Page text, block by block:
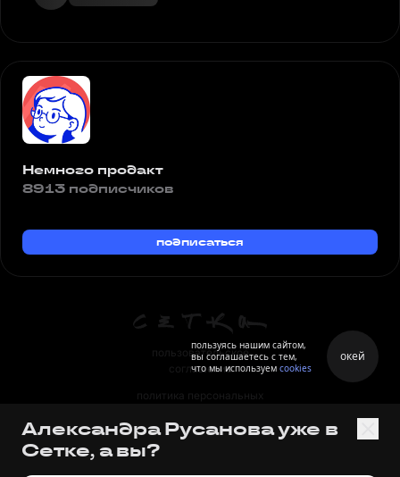
Немного продакт
8913 подписчиков
подписаться
пользовательское
соглашение
политика персональных
правила
Александра Русанова уже в
Сетке, а вы?
пользуясь нашим сайтом,
вы соглашаетесь с тем,
что мы используем cookies
окей